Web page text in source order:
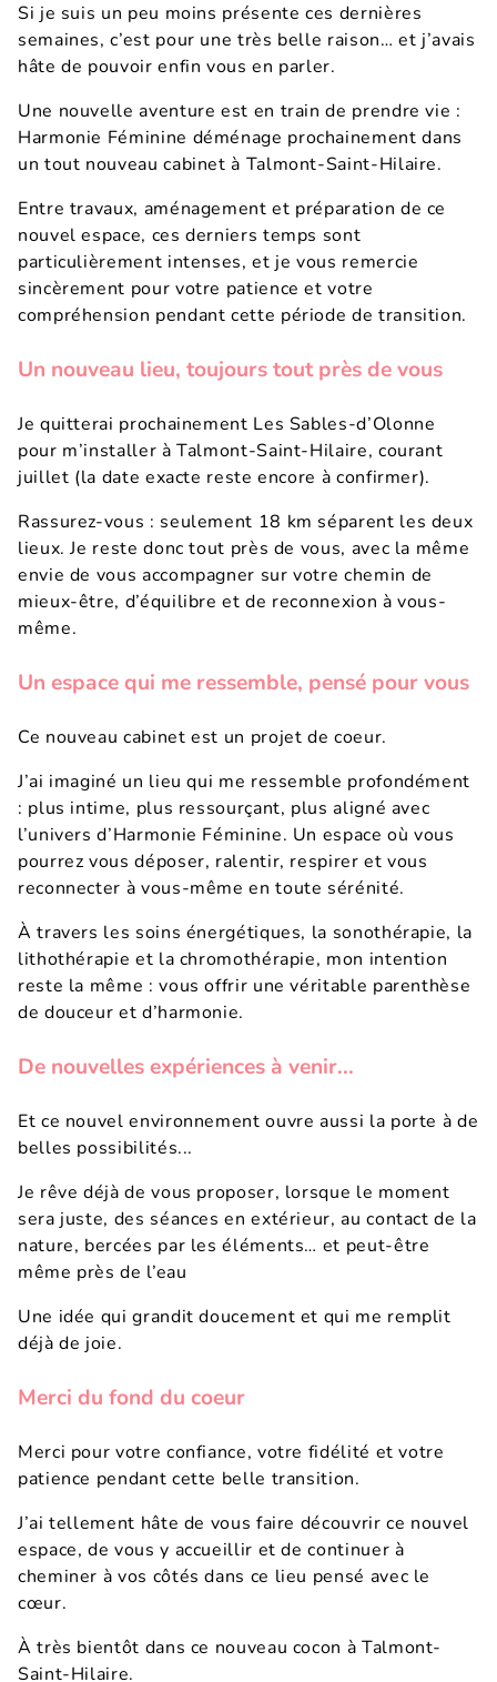
Si je suis un peu moins présente ces dernières
semaines, c’est pour une très belle raison… et j’avais
hâte de pouvoir enfin vous en parler.
Une nouvelle aventure est en train de prendre vie :
Harmonie Féminine déménage prochainement dans
un tout nouveau cabinet à Talmont-Saint-Hilaire.
Entre travaux, aménagement et préparation de ce
nouvel espace, ces derniers temps sont
particulièrement intenses, et je vous remercie
sincèrement pour votre patience et votre
compréhension pendant cette période de transition.
Un nouveau lieu, toujours tout près de vous
Je quitterai prochainement Les Sables-d’Olonne
pour m’installer à Talmont-Saint-Hilaire, courant
juillet (la date exacte reste encore à confirmer).
Rassurez-vous : seulement 18 km séparent les deux
lieux. Je reste donc tout près de vous, avec la même
envie de vous accompagner sur votre chemin de
mieux-être, d’équilibre et de reconnexion à vous-
même.
Un espace qui me ressemble, pensé pour vous
Ce nouveau cabinet est un projet de coeur.
J’ai imaginé un lieu qui me ressemble profondément
: plus intime, plus ressourçant, plus aligné avec
l’univers d’Harmonie Féminine. Un espace où vous
pourrez vous déposer, ralentir, respirer et vous
reconnecter à vous-même en toute sérénité.
À travers les soins énergétiques, la sonothérapie, la
lithothérapie et la chromothérapie, mon intention
reste la même : vous offrir une véritable parenthèse
de douceur et d’harmonie.
De nouvelles expériences à venir...
Et ce nouvel environnement ouvre aussi la porte à de
belles possibilités...
Je rêve déjà de vous proposer, lorsque le moment
sera juste, des séances en extérieur, au contact de la
nature, bercées par les éléments… et peut-être
même près de l’eau
Une idée qui grandit doucement et qui me remplit
déjà de joie.
Merci du fond du coeur
Merci pour votre confiance, votre fidélité et votre
patience pendant cette belle transition.
J’ai tellement hâte de vous faire découvrir ce nouvel
espace, de vous y accueillir et de continuer à
cheminer à vos côtés dans ce lieu pensé avec le
cœur.
À très bientôt dans ce nouveau cocon à Talmont-
Saint-Hilaire.